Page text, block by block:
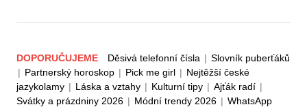
DOPORUČUJEME Děsivá telefonní čísla | Slovník puberťáků
| Partnerský horoskop | Pick me girl | Nejtěžší české
jazykolamy | Láska a vztahy | Kulturní tipy | Ajťák radí |
Svátky a prázdniny 2026 | Módní trendy 2026 | WhatsApp